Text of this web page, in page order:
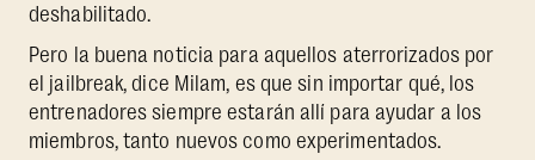
deshabilitado.
Pero la buena noticia para aquellos aterrorizados por
el jailbreak, dice Milam, es que sin importar qué, los
entrenadores siempre estarán allí para ayudar a los
miembros, tanto nuevos como experimentados.